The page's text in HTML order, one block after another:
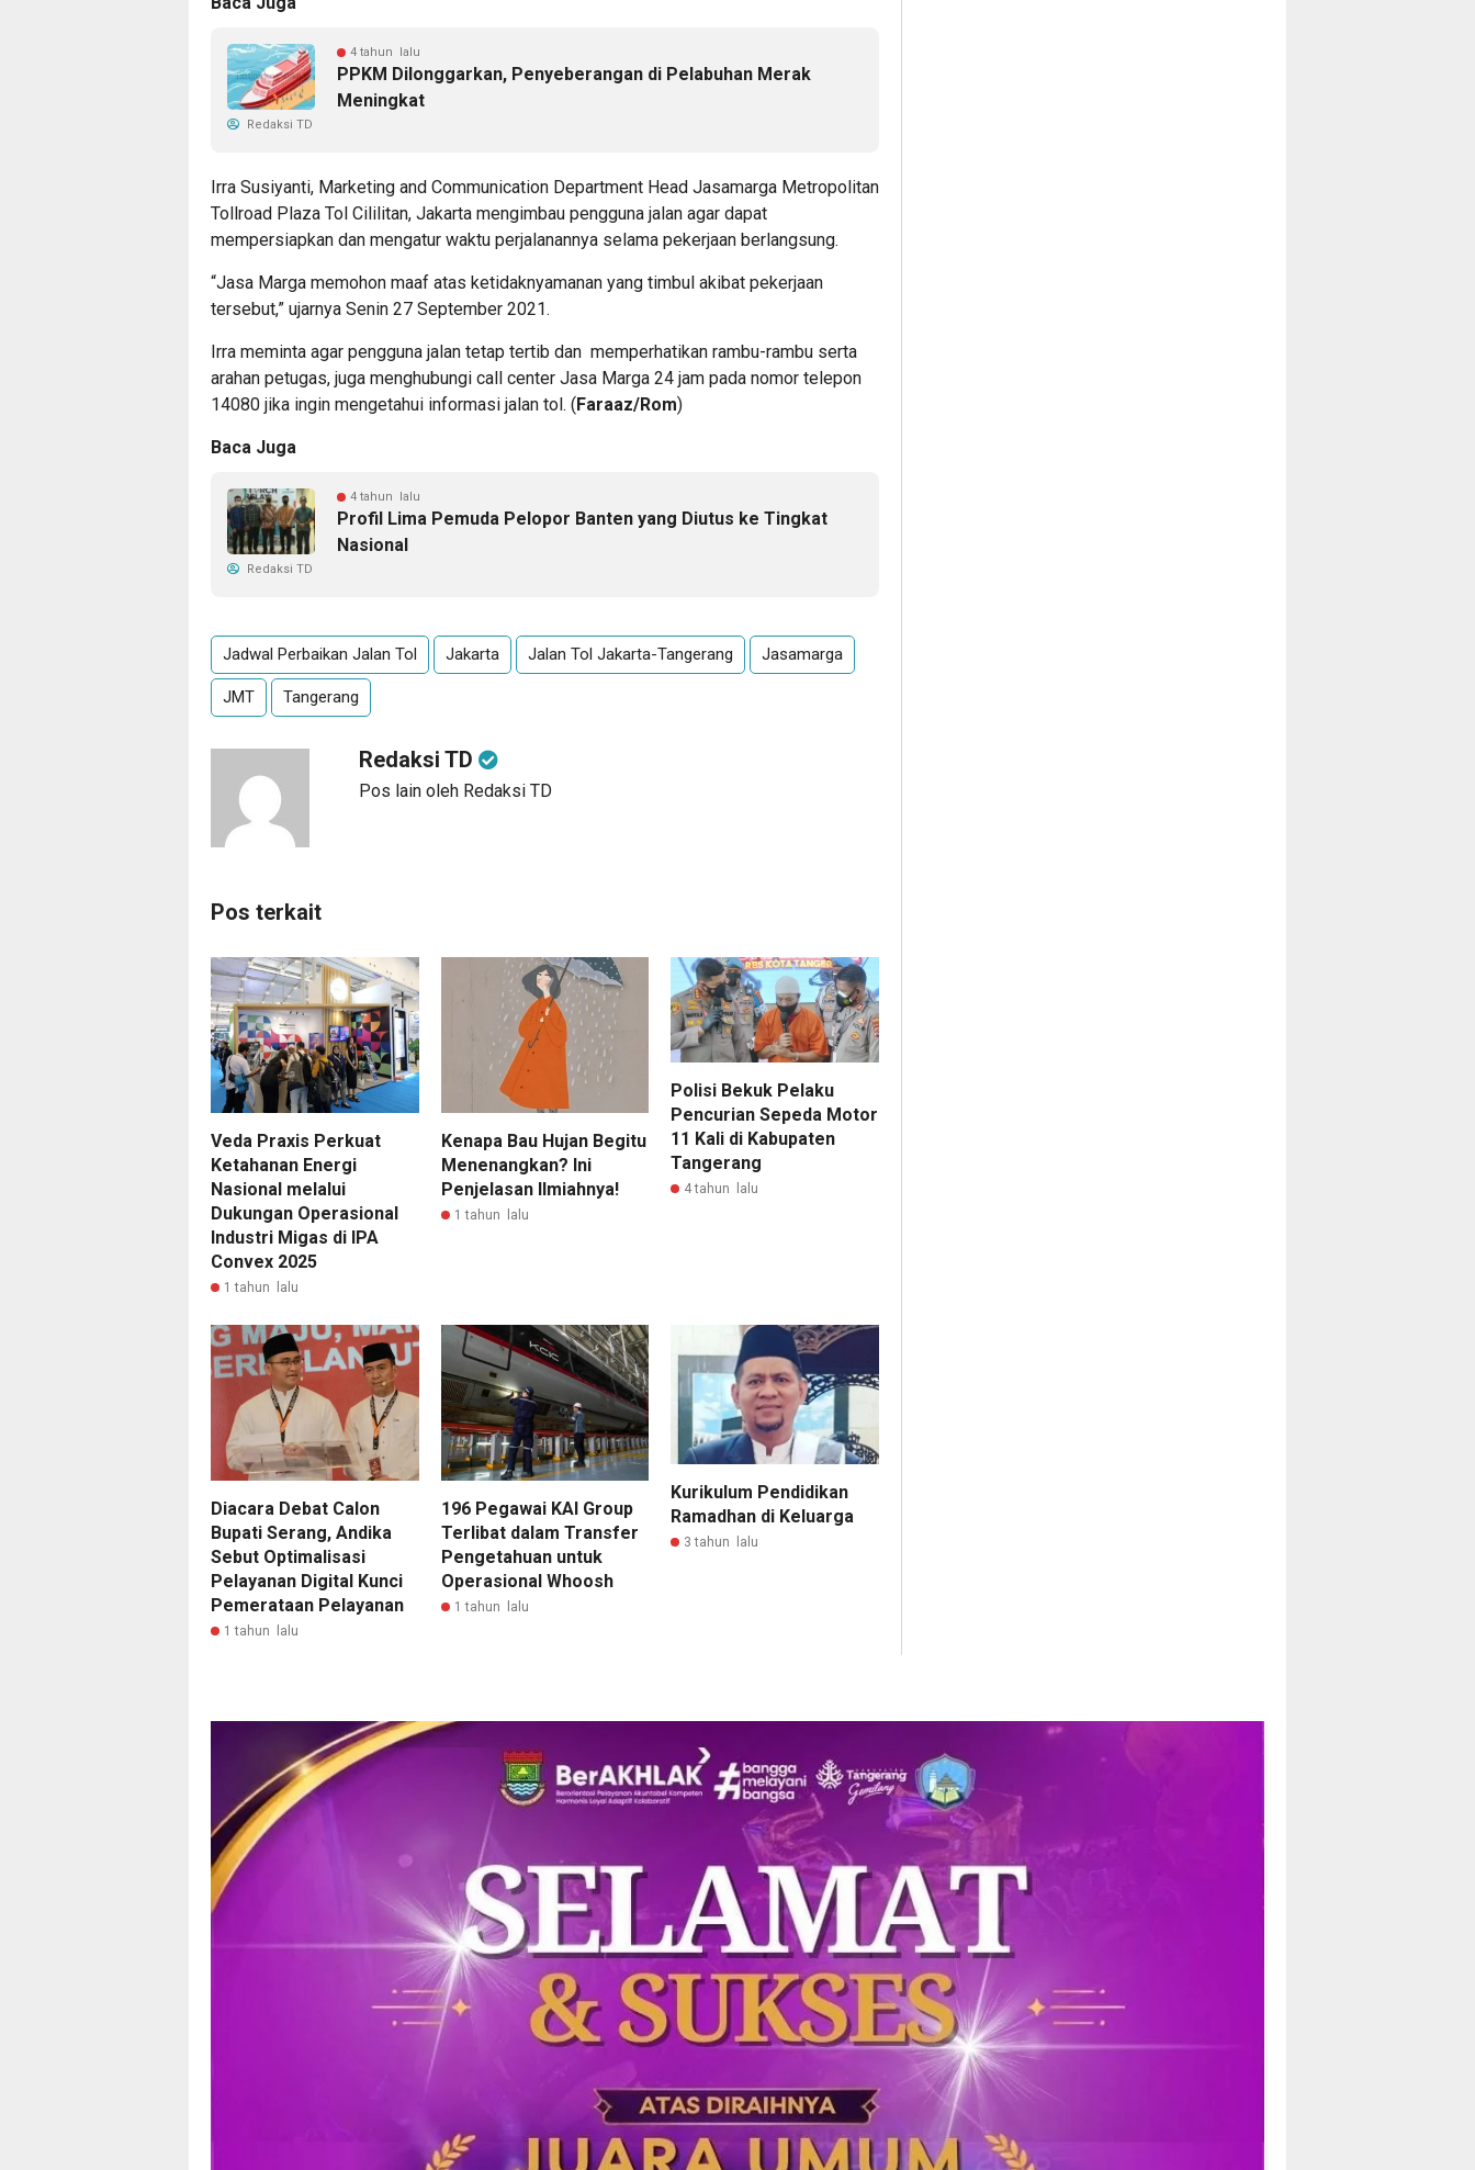
4 tahun lalu
PPKM Dilonggarkan, Penyeberangan di Pelabuhan Merak
Meningkat
Redaksi TD
Irra Susiyanti, Marketing and Communication Department Head Jasamarga Metropolitan
Tollroad Plaza Tol Cililitan, Jakarta mengimbau pengguna jalan agar dapat
mempersiapkan dan mengatur waktu perjalanannya selama pekerjaan berlangsung.
“Jasa Marga memohon maaf atas ketidaknyamanan yang timbul akibat pekerjaan
tersebut,” ujarnya Senin 27 September 2021.
Irra meminta agar pengguna jalan tetap tertib dan memperhatikan rambu-rambu serta
arahan petugas, juga menghubungi call center Jasa Marga 24 jam pada nomor telepon
14080 jika ingin mengetahui informasi jalan tol. (Faraaz/Rom)
Baca Juga
4 tahun lalu
Profil Lima Pemuda Pelopor Banten yang Diutus ke Tingkat
Nasional
Redaksi TD
Jadwal Perbaikan Jalan Tol Jakarta Jalan Tol Jakarta-Tangerang Jasamarga
JMT Tangerang
Redaksi TD
Pos lain oleh Redaksi TD
Pos terkait
Veda Praxis Perkuat
Ketahanan Energi
Nasional melalui
Dukungan Operasional
Industri Migas di IPA
Convex 2025
1 tahun lalu
Kenapa Bau Hujan Begitu
Menenangkan? Ini
Penjelasan Ilmiahnya!
1 tahun lalu
Polisi Bekuk Pelaku
Pencurian Sepeda Motor
11 Kali di Kabupaten
Tangerang
4 tahun lalu
Diacara Debat Calon
Bupati Serang, Andika
Sebut Optimalisasi
Pelayanan Digital Kunci
Pemerataan Pelayanan
1 tahun lalu
196 Pegawai KAI Group
Terlibat dalam Transfer
Pengetahuan untuk
Operasional Whoosh
1 tahun lalu
Kurikulum Pendidikan
Ramadhan di Keluarga
3 tahun lalu